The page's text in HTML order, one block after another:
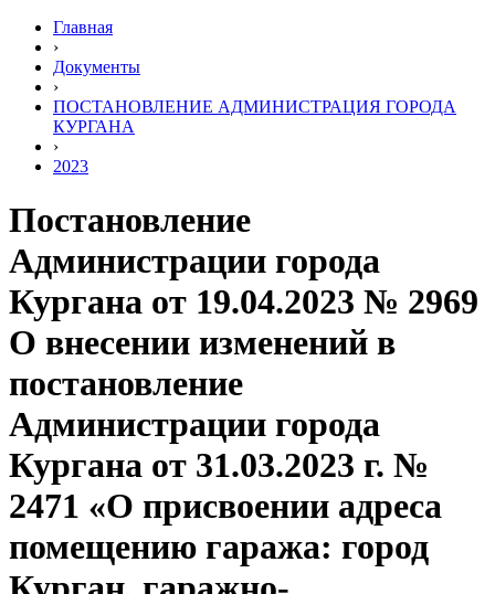
Главная
›
Документы
›
ПОСТАНОВЛЕНИЕ АДМИНИСТРАЦИЯ ГОРОДА
КУРГАНА
›
2023
Постановление
Администрации города
Кургана от 19.04.2023 № 2969
О внесении изменений в
постановление
Администрации города
Кургана от 31.03.2023 г. №
2471 «О присвоении адреса
помещению гаража: город